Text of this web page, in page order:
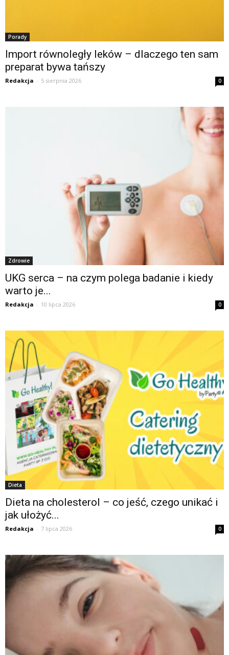
Porady
Import równoległy leków – dlaczego ten sam
preparat bywa tańszy
Redakcja - 5 sierpnia 2026 0
Zdrowie
UKG serca – na czym polega badanie i kiedy
warto je...
Redakcja - 10 lipca 2026 0
Dieta
Dieta na cholesterol – co jeść, czego unikać i
jak ułożyć...
Redakcja - 7 lipca 2026 0